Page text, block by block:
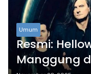
Umum
Resmi:
Manggung